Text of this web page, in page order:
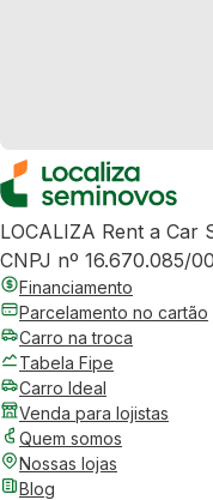
LOCALIZA Rent a Car
CNPJ nº 16.670.085/
Financiamento
Parcelamento no cartão
Carro na troca
Tabela Fipe
Carro Ideal
Venda para lojistas
Quem somos
Nossas lojas
Blog